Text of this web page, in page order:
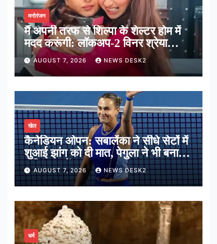
मनोरंजन
मैं अपनी तरफ से शिल्पा के शेल्टर होम में
मदद करूंगी: लॉकअप-2 विनर श्रेया
कालरा
AUGUST 7, 2026 NEWS DESK2
खेल
कैनेडियन ओपन: सबालेंका ने सीधे सेटों में
शुआई झांग को दी मात, पेगुला ने भी बनाई
अंतिम 16 में जगह
AUGUST 7, 2026 NEWS DESK2
धर्म